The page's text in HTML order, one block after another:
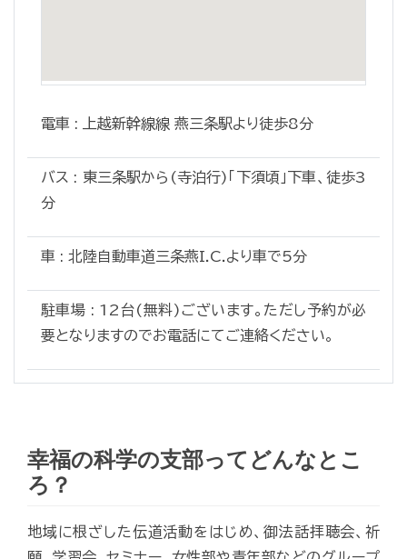
電車 : 上越新幹線線 燕三条駅より徒歩8分
バス : 東三条駅から(寺泊行)「下須頃」下車、徒歩3
分
車 : 北陸自動車道三条燕I.C.より車で5分
駐車場 : 12台(無料)ございます。ただし予約が必
要となりますのでお電話にてご連絡ください。
幸福の科学の支部ってどんなとこ
ろ？
地域に根ざした伝道活動をはじめ、御法話拝聴会、祈